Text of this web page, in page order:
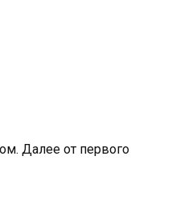
Далее от первого